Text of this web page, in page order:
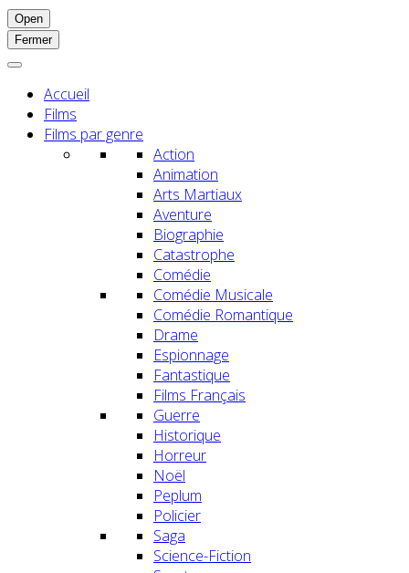
Open
Fermer
Accueil
Films
Films par genre
Action
Animation
Arts Martiaux
Aventure
Biographie
Catastrophe
Comédie
Comédie Musicale
Comédie Romantique
Drame
Espionnage
Fantastique
Films Français
Guerre
Historique
Horreur
Noël
Peplum
Policier
Saga
Science-Fiction